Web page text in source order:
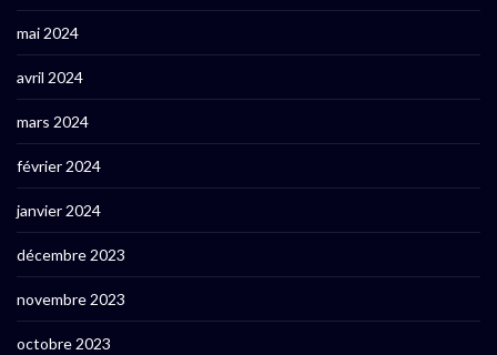
mai 2024
avril 2024
mars 2024
février 2024
janvier 2024
décembre 2023
novembre 2023
octobre 2023